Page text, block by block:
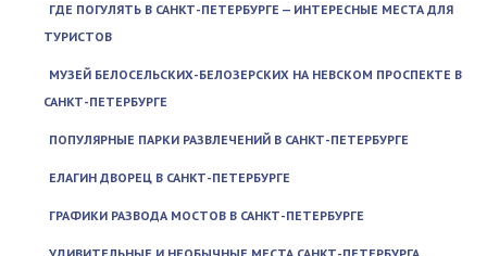
ГДЕ ПОГУЛЯТЬ В САНКТ-ПЕТЕРБУРГЕ — ИНТЕРЕСНЫЕ МЕСТА ДЛЯ
ТУРИСТОВ
МУЗЕЙ БЕЛОСЕЛЬСКИХ-БЕЛОЗЕРСКИХ НА НЕВСКОМ ПРОСПЕКТЕ В
САНКТ-ПЕТЕРБУРГЕ
ПОПУЛЯРНЫЕ ПАРКИ РАЗВЛЕЧЕНИЙ В САНКТ-ПЕТЕРБУРГЕ
ЕЛАГИН ДВОРЕЦ В САНКТ-ПЕТЕРБУРГЕ
ГРАФИКИ РАЗВОДА МОСТОВ В САНКТ-ПЕТЕРБУРГЕ